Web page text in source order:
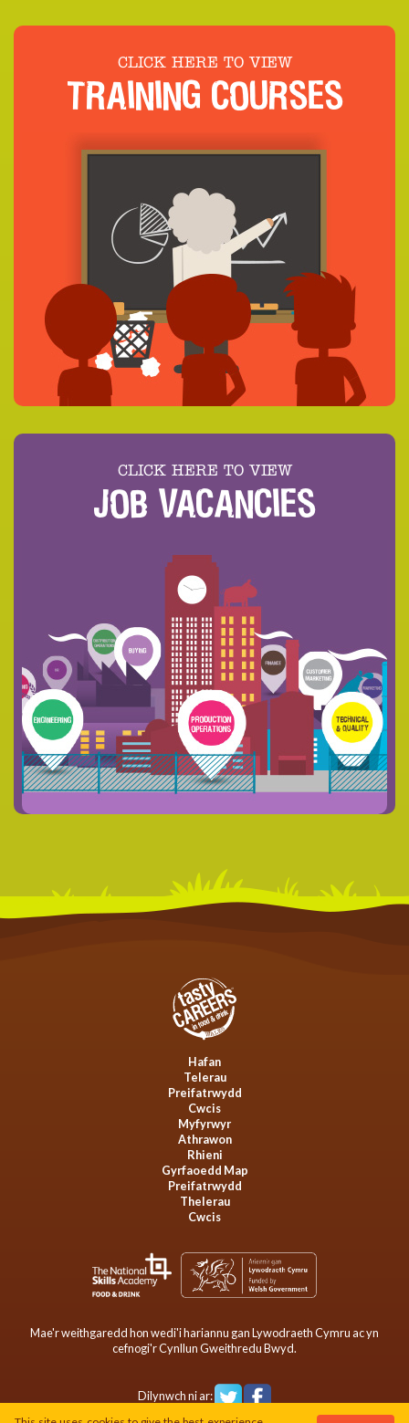
CLICK HERE TO VIEW
TRAINING COURSES
CLICK HERE TO VIEW
JOB VACANCIES
Mae'r weithgaredd hon wedi'i hariannu gan Lywodraeth Cymru ac yn
cefnogi'r Cynllun Gweithredu Bwyd.
Hafan
Telerau
Preifatrwydd
Cwcis
Myfyrwyr
Athrawon
Rhieni
Gyrfaoedd Map
Preifatrwydd
Thelerau
Cwcis
Dilynwch ni ar: